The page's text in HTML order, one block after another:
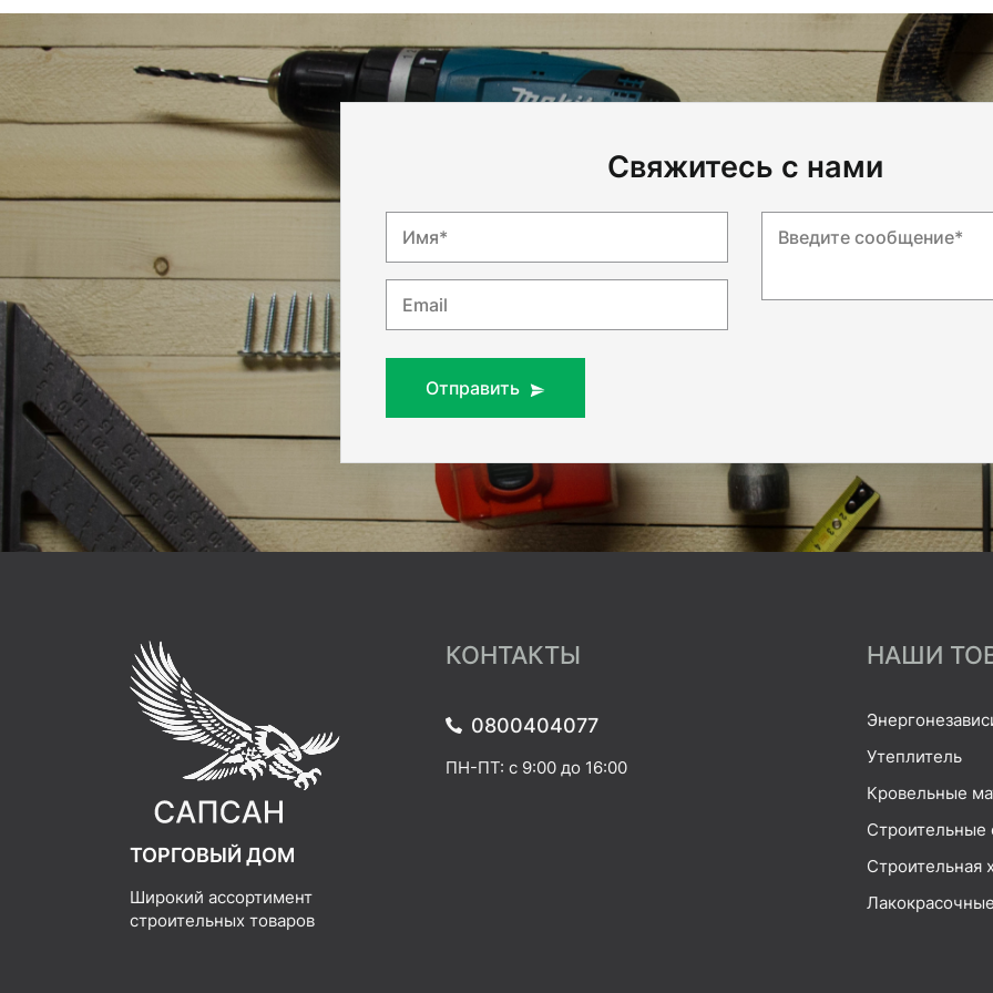
Свяжитесь с нами
Имя*
Email
Введите сообщение*
Отправить
ТОРГОВЫЙ ДОМ
Широкий ассортимент
строительных товаров
КОНТАКТЫ
0800404077
ПН-ПТ: с 9:00 до 16:00
НАШИ
Утеплитель
Кровельные
Строительные
Строительная